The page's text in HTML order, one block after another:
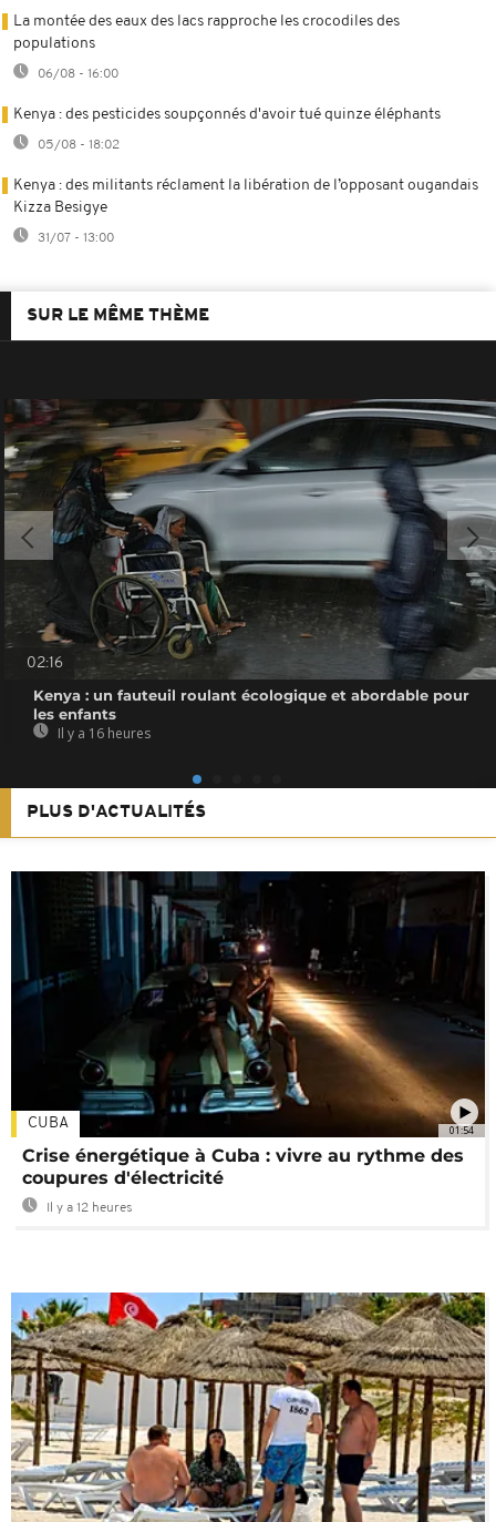
La montée des eaux des lacs rapproche les crocodiles des
populations
06/08 - 16:00
Kenya : des pesticides soupçonnés d'avoir tué quinze éléphants
05/08 - 18:02
Kenya : des militants réclament la libération de l’opposant ougandais
Kizza Besigye
31/07 - 13:00
SUR LE MÊME THÈME
02:16
Kenya : un fauteuil roulant écologique et abordable pour
les enfants
Il y a 16 heures
PLUS D'ACTUALITÉS
01:54
CUBA
Crise énergétique à Cuba : vivre au rythme des
coupures d'électricité
Il y a 12 heures